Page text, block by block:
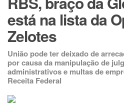
está na lista da
Zelotes
União pode ter deixado de
por causa da manipulação de
administrativos e multas de
Receita Federal